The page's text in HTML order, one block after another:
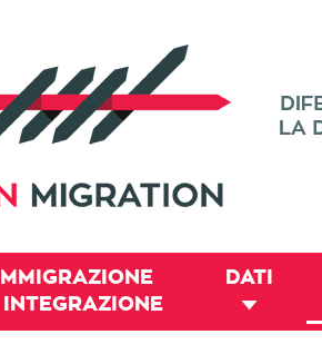
IMMIGRAZIONE
DATI